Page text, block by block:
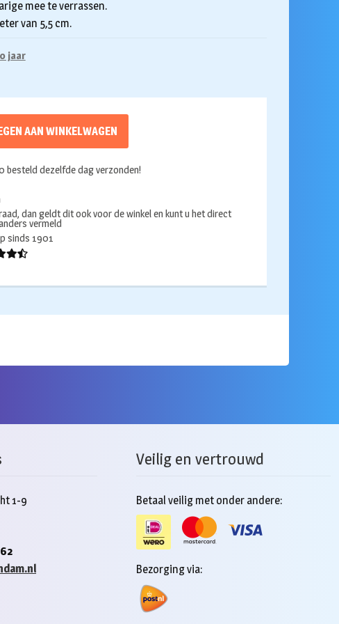
mee te verrassen.
van 5,5 cm.
jaar
AAN WINKELWAGEN
besteld dezelfde dag verzonden!
dan geldt dit ook voor de winkel en kunt u het direct
vermeld
sinds 1901
1-9
Veilig en vertrouwd
Betaal veilig met onder andere:
Bezorging via: